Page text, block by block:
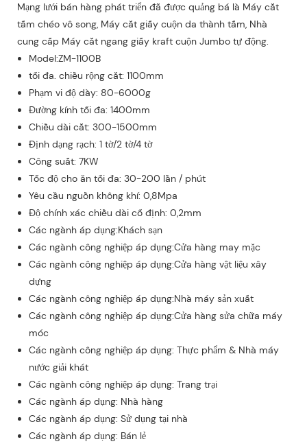
Mạng lưới bán hàng phát triển đã được quảng bá là Máy cắt
tấm chéo vô song, Máy cắt giấy cuộn da thành tấm, Nhà
cung cấp Máy cắt ngang giấy kraft cuộn Jumbo tự động.
Model:ZM-1100B
tối đa. chiều rộng cắt: 1100mm
Phạm vi độ dày: 80-6000g
Đường kính tối đa: 1400mm
Chiều dài cắt: 300-1500mm
Định dạng rạch: 1 tờ/2 tờ/4 tờ
Công suất: 7KW
Tốc độ cho ăn tối đa: 30-200 lần / phút
Yêu cầu nguồn không khí: 0,8Mpa
Độ chính xác chiều dài cố định: 0,2mm
Các ngành áp dụng:Khách sạn
Các ngành công nghiệp áp dụng:Cửa hàng may mặc
Các ngành công nghiệp áp dụng:Cửa hàng vật liệu xây
dựng
Các ngành công nghiệp áp dụng:Nhà máy sản xuất
Các ngành công nghiệp áp dụng:Cửa hàng sửa chữa máy
móc
Các ngành công nghiệp áp dụng: Thực phẩm & Nhà máy
nước giải khát
Các ngành công nghiệp áp dụng: Trang trại
Các ngành áp dụng: Nhà hàng
Các ngành áp dụng: Sử dụng tại nhà
Các ngành áp dụng: Bán lẻ